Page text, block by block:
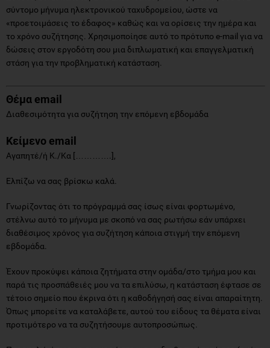
σύντομο μήνυμα ηλεκτρονικού ταχυδρομείου, ώστε να
«προετοιμάσεις το έδαφος» καθώς και να ορίσεις την ημέρα και
το χρόνο συζήτησης. Χρησιμοποίησε αυτό το πρότυπο e-mail για να
δώσεις στον εργοδότη σου μια διπλωματική και επαγγελματική
στάση για την προβληματική κατάσταση.
Θέμα email
Διαθεσιμότητα για συζήτηση την επόμενη εβδομάδα
Κείμενο email
Αγαπητέ/ή Κ./Κα [………….],
Ελπίζω να σας βρίσκω καλά.
Γνωρίζοντας ότι το πρόγραμμά σας ίσως είναι φορτωμένο,
στέλνω αυτό το μήνυμα με σκοπό να σας ρωτήσω εάν υπάρχει
διαθέσιμος χρόνος για συζήτηση κάποια στιγμή την επόμενη
εβδομάδα.
Έχουν προκύψει κάποια ζητήματα στην ομάδα/στο τμήμα μου και
παρά τις προσπάθειές μου να τα επιλύσω, η κατάσταση έφτασε σε
τέτοιο σημείο που έκρινα ότι η καθοδήγησή σας είναι απαραίτητη.
Όπως μπορείτε να καταλάβετε, αυτού του είδους τα θέματα είναι
προτιμότερο να τα συζητήσουμε αυτοπροσώπως.